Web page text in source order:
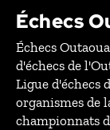
Échecs
Échecs
d'échecs de
Ligue d'échecs
organismes de
championnats